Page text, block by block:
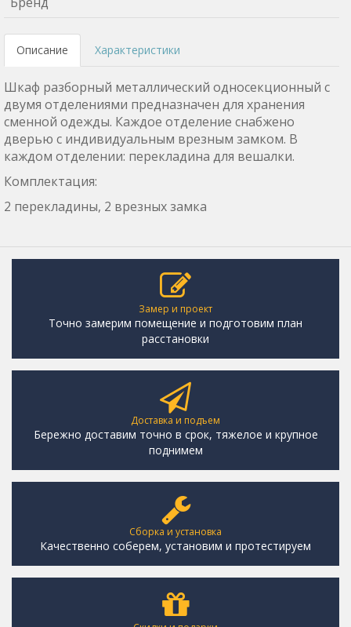
Описание Характеристики
Шкаф разборный металлический односекционный с
двумя отделениями предназначен для хранения
сменной одежды. Каждое отделение снабжено
дверью с индивидуальным врезным замком. В
каждом отделении: перекладина для вешалки.
Комплектация:
2 перекладины, 2 врезных замка
Замер и проект
Точно замерим помещение и подготовим план
расстановки
Доставка и подъем
Бережно доставим точно в срок, тяжелое и крупное
поднимем
Сборка и установка
Качественно соберем, установим и протестируем